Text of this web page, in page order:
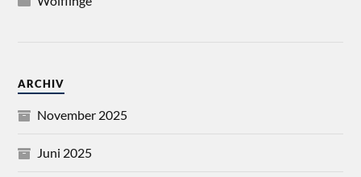
ARCHIV
November 2025
Juni 2025